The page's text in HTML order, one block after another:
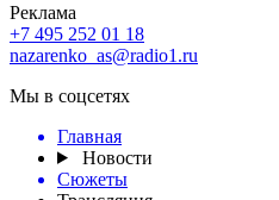
Реклама
+7 495 252 01 18
nazarenko_as@radio1.ru
Мы в соцсетях
Главная
Новости
Сюжеты